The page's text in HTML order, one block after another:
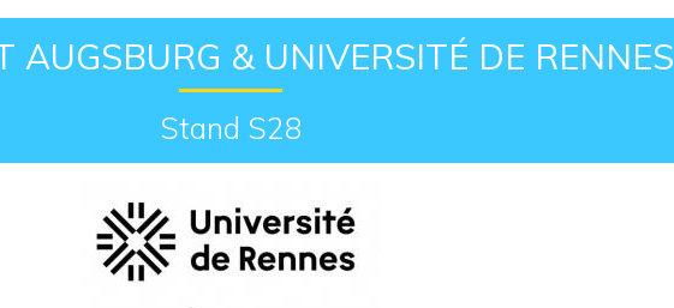
AUGSBURG & UNIVERSITÉ DE RENNES
Stand S28